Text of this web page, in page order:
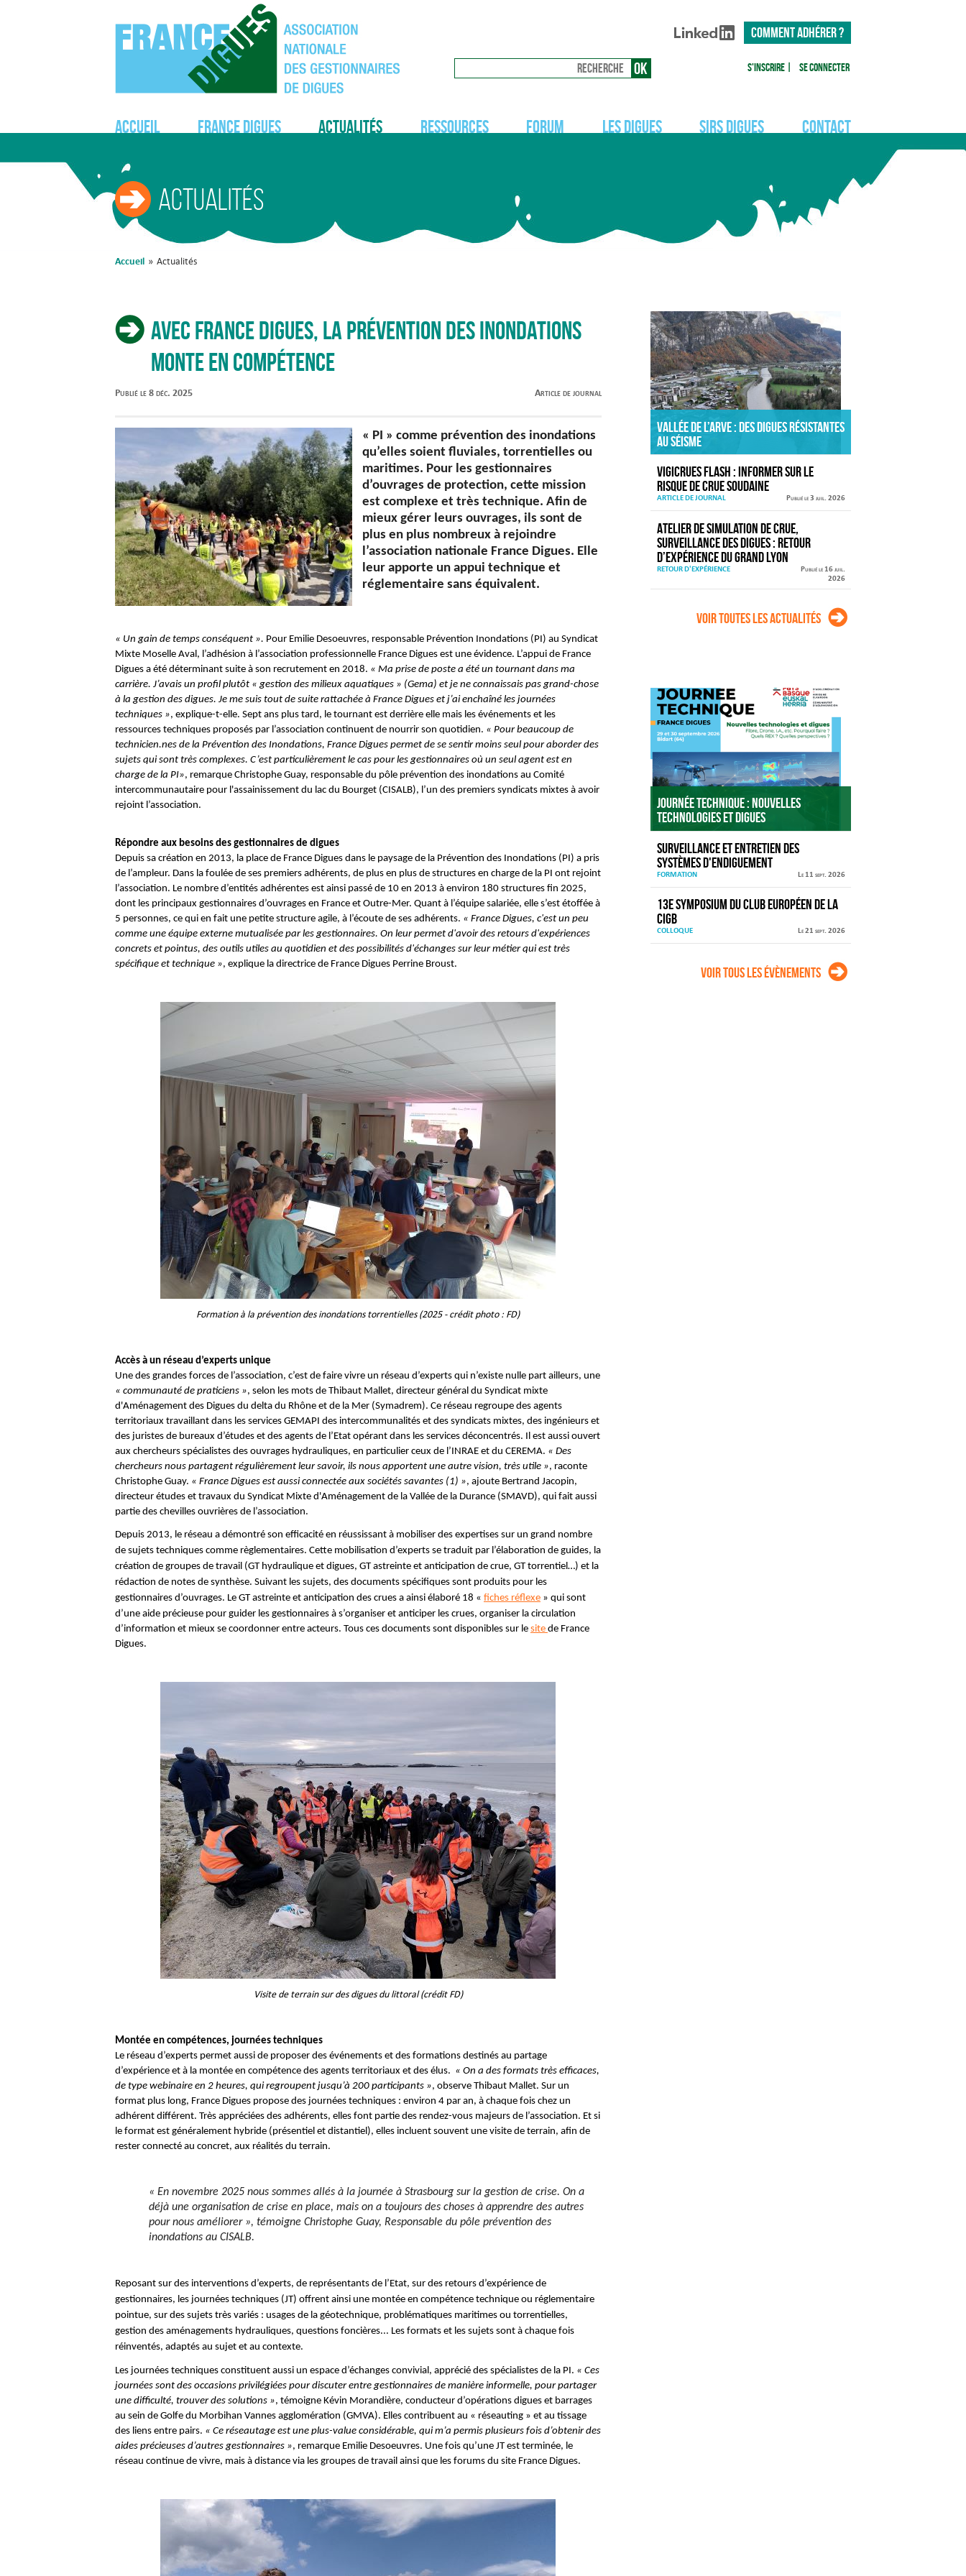
COMMENT ADHÉRER ?
S'inscrire Se connecter
Accueil France Digues Actualités Ressources Forum Les digues SIRS Digues Contact
Accueil » Actualités
Actualités
Avec France Digues, la prévention des inondations
monte en compétence
Publié le 8 déc. 2025 Article de journal
« PI » comme prévention des inondations
qu’elles soient fluviales, torrentielles ou
maritimes. Pour les gestionnaires
d’ouvrages de protection, cette mission
est complexe et très technique. Afin de
mieux gérer leurs ouvrages, ils sont de
plus en plus nombreux à rejoindre
l’association nationale France Digues. Elle
leur apporte un appui technique et
réglementaire sans équivalent.
« Un gain de temps conséquent ». Pour Emilie Desoeuvres, responsable Prévention Inondations (PI) au Syndicat
Mixte Moselle Aval, l’adhésion à l’association professionnelle France Digues est une évidence. L’appui de France
Digues a été déterminant suite à son recrutement en 2018. « Ma prise de poste a été un tournant dans ma
carrière. J’avais un profil plutôt « gestion des milieux aquatiques » (Gema) et je ne connaissais pas grand-chose
à la gestion des digues. Je me suis tout de suite rattachée à France Digues et j’ai enchaîné les journées
techniques », explique-t-elle. Sept ans plus tard, le tournant est derrière elle mais les événements et les
ressources techniques proposés par l’association continuent de nourrir son quotidien. « Pour beaucoup de
technicien.nes de la Prévention des Inondations, France Digues permet de se sentir moins seul pour aborder des
sujets qui sont très complexes. C’est particulièrement le cas pour les gestionnaires où un seul agent est en
charge de la PI», remarque Christophe Guay, responsable du pôle prévention des inondations au Comité
intercommunautaire pour l'assainissement du lac du Bourget (CISALB), l’un des premiers syndicats mixtes à avoir
rejoint l’association.
Répondre aux besoins des gestionnaires de digues
Depuis sa création en 2013, la place de France Digues dans le paysage de la Prévention des Inondations (PI) a pris
de l’ampleur. Dans la foulée de ses premiers adhérents, de plus en plus de structures en charge de la PI ont rejoint
l’association. Le nombre d’entités adhérentes est ainsi passé de 10 en 2013 à environ 180 structures fin 2025,
dont les principaux gestionnaires d’ouvrages en France et Outre-Mer. Quant à l’équipe salariée, elle s’est étoffée à
5 personnes, ce qui en fait une petite structure agile, à l’écoute de ses adhérents. « France Digues, c'est un peu
comme une équipe externe mutualisée par les gestionnaires. On leur permet d'avoir des retours d'expériences
concrets et pointus, des outils utiles au quotidien et des possibilités d'échanges sur leur métier qui est très
spécifique et technique », explique la directrice de France Digues Perrine Broust.
Formation à la prévention des inondations torrentielles (2025 - crédit photo : FD)
Accès à un réseau d’experts unique
Une des grandes forces de l’association, c’est de faire vivre un réseau d’experts qui n’existe nulle part ailleurs, une
« communauté de praticiens », selon les mots de Thibaut Mallet, directeur général du Syndicat mixte
d'Aménagement des Digues du delta du Rhône et de la Mer (Symadrem). Ce réseau regroupe des agents
territoriaux travaillant dans les services GEMAPI des intercommunalités et des syndicats mixtes, des ingénieurs et
des juristes de bureaux d’études et des agents de l’Etat opérant dans les services déconcentrés. Il est aussi ouvert
aux chercheurs spécialistes des ouvrages hydrauliques, en particulier ceux de l’INRAE et du CEREMA. « Des
chercheurs nous partagent régulièrement leur savoir, ils nous apportent une autre vision, très utile », raconte
Christophe Guay. « France Digues est aussi connectée aux sociétés savantes (1) », ajoute Bertrand Jacopin,
directeur études et travaux du Syndicat Mixte d'Aménagement de la Vallée de la Durance (SMAVD), qui fait aussi
partie des chevilles ouvrières de l’association.
Depuis 2013, le réseau a démontré son efficacité en réussissant à mobiliser des expertises sur un grand nombre
de sujets techniques comme règlementaires. Cette mobilisation d’experts se traduit par l’élaboration de guides, la
création de groupes de travail (GT hydraulique et digues, GT astreinte et anticipation de crue, GT torrentiel…) et la
rédaction de notes de synthèse. Suivant les sujets, des documents spécifiques sont produits pour les
gestionnaires d’ouvrages. Le GT astreinte et anticipation des crues a ainsi élaboré 18 « fiches réflexe » qui sont
d’une aide précieuse pour guider les gestionnaires à s’organiser et anticiper les crues, organiser la circulation
d’information et mieux se coordonner entre acteurs. Tous ces documents sont disponibles sur le site de France
Digues.
Visite de terrain sur des digues du littoral (crédit FD)
Montée en compétences, journées techniques
Le réseau d’experts permet aussi de proposer des événements et des formations destinés au partage
d’expérience et à la montée en compétence des agents territoriaux et des élus. « On a des formats très efficaces,
de type webinaire en 2 heures, qui regroupent jusqu’à 200 participants », observe Thibaut Mallet. Sur un
format plus long, France Digues propose des journées techniques : environ 4 par an, à chaque fois chez un
adhérent différent. Très appréciées des adhérents, elles font partie des rendez-vous majeurs de l’association. Et si
le format est généralement hybride (présentiel et distantiel), elles incluent souvent une visite de terrain, afin de
rester connecté au concret, aux réalités du terrain.
« En novembre 2025 nous sommes allés à la journée à Strasbourg sur la gestion de crise. On a
déjà une organisation de crise en place, mais on a toujours des choses à apprendre des autres
pour nous améliorer », témoigne Christophe Guay, Responsable du pôle prévention des
inondations au CISALB.
Reposant sur des interventions d’experts, de représentants de l’Etat, sur des retours d’expérience de
gestionnaires, les journées techniques (JT) offrent ainsi une montée en compétence technique ou réglementaire
pointue, sur des sujets très variés : usages de la géotechnique, problématiques maritimes ou torrentielles,
gestion des aménagements hydrauliques, questions foncières... Les formats et les sujets sont à chaque fois
réinventés, adaptés au sujet et au contexte.
Les journées techniques constituent aussi un espace d’échanges convivial, apprécié des spécialistes de la PI. « Ces
journées sont des occasions privilégiées pour discuter entre gestionnaires de manière informelle, pour partager
une difficulté, trouver des solutions », témoigne Kévin Morandière, conducteur d’opérations digues et barrages
au sein de Golfe du Morbihan Vannes agglomération (GMVA). Elles contribuent au « réseauting » et au tissage
des liens entre pairs. « Ce réseautage est une plus-value considérable, qui m’a permis plusieurs fois d’obtenir des
aides précieuses d’autres gestionnaires », remarque Emilie Desoeuvres. Une fois qu’une JT est terminée, le
réseau continue de vivre, mais à distance via les groupes de travail ainsi que les forums du site France Digues.
Vallée de l’Arve : des digues résistantes
au séisme
VIGICRUES FLASH : informer sur le
risque de crue soudaine
ARTICLE DE JOURNAL Publié le 3 juil. 2026
Atelier de simulation de crue,
surveillance des digues : retour
d’expérience du Grand Lyon
RETOUR D'EXPÉRIENCE
Publié le 16 juil.
2026
Voir toutes les actualités
Journée technique : Nouvelles
technologies et digues
Surveillance et entretien des
systèmes d'endiguement
FORMATION Le 11 sept. 2026
13e Symposium du Club européen de la
CIGB
COLLOQUE Le 21 sept. 2026
Voir tous les évènements